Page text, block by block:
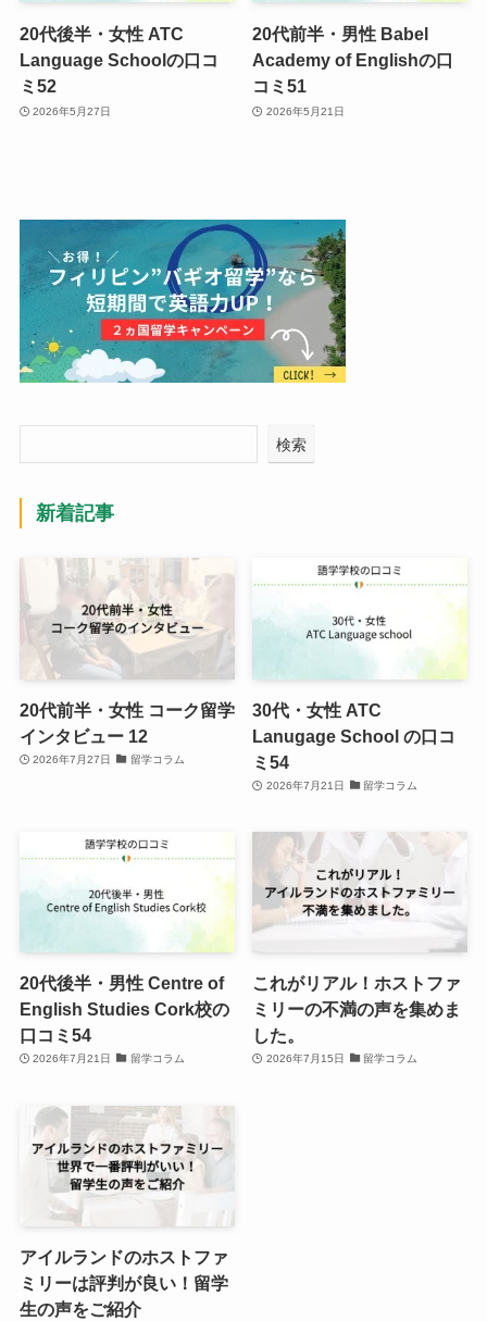
20代後半・女性 ATC
Language Schoolの口コ
ミ52
2026年5月27日
20代前半・男性 Babel
Academy of Englishの口
コミ51
2026年5月21日
検索
新着記事
20代前半・女性 コーク留学
インタビュー 12
2026年7月27日 留学コラム
30代・女性 ATC
Lanugage School の口コ
ミ54
2026年7月21日 留学コラム
20代後半・男性 Centre of
English Studies Cork校の
口コミ54
2026年7月21日 留学コラム
これがリアル！ホストファ
ミリーの不満の声を集めま
した。
2026年7月15日 留学コラム
アイルランドのホストファ
ミリーは評判が良い！留学
生の声をご紹介